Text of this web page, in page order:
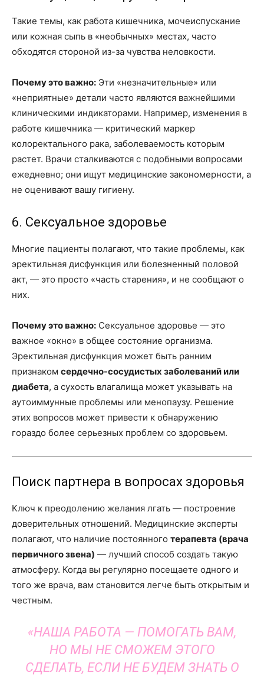
Такие темы, как работа кишечника, мочеиспускание
или кожная сыпь в «необычных» местах, часто
обходятся стороной из-за чувства неловкости.
Почему это важно: Эти «незначительные» или
«неприятные» детали часто являются важнейшими
клиническими индикаторами. Например, изменения в
работе кишечника — критический маркер
колоректального рака, заболеваемость которым
растет. Врачи сталкиваются с подобными вопросами
ежедневно; они ищут медицинские закономерности, а
не оценивают вашу гигиену.
6. Сексуальное здоровье
Многие пациенты полагают, что такие проблемы, как
эректильная дисфункция или болезненный половой
акт, — это просто «часть старения», и не сообщают о
них.
Почему это важно: Сексуальное здоровье — это
важное «окно» в общее состояние организма.
Эректильная дисфункция может быть ранним
признаком сердечно-сосудистых заболеваний или
диабета, а сухость влагалища может указывать на
аутоиммунные проблемы или менопаузу. Решение
этих вопросов может привести к обнаружению
гораздо более серьезных проблем со здоровьем.
Поиск партнера в вопросах здоровья
Ключ к преодолению желания лгать — построение
доверительных отношений. Медицинские эксперты
полагают, что наличие постоянного терапевта (врача
первичного звена) — лучший способ создать такую
атмосферу. Когда вы регулярно посещаете одного и
того же врача, вам становится легче быть открытым и
честным.
«НАША РАБОТА — ПОМОГАТЬ ВАМ,
НО МЫ НЕ СМОЖЕМ ЭТОГО
СДЕЛАТЬ, ЕСЛИ НЕ БУДЕМ ЗНАТЬ О